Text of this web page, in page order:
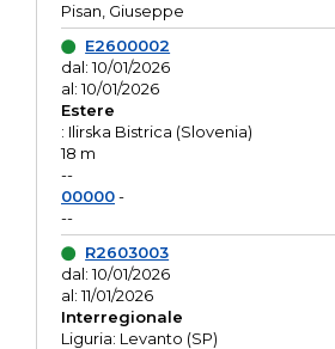
Pisan, Giuseppe
E2600002
dal: 10/01/2026
al: 10/01/2026
Estere
: Ilirska Bistrica (Slovenia)
18 m
--
00000-
--
R2603003
dal: 10/01/2026
al: 11/01/2026
Interregionale
Liguria: Levanto (SP)